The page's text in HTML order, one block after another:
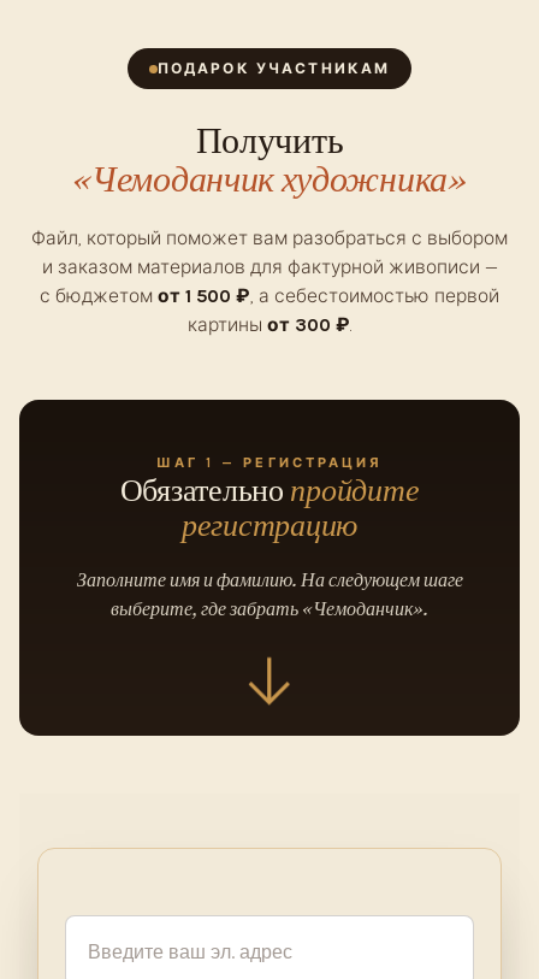
ПОДАРОК УЧАСТНИКАМ
Получить
«Чемоданчик художника»
Файл, который поможет вам разобраться с выбором
и заказом материалов для фактурной живописи —
с бюджетом от 1 500 ₽, а себестоимостью первой
картины от 300 ₽.
ШАГ 1 — РЕГИСТРАЦИЯ
Обязательно пройдите
регистрацию
Заполните имя и фамилию. На следующем шаге
выберите, где забрать «Чемоданчик».
↓